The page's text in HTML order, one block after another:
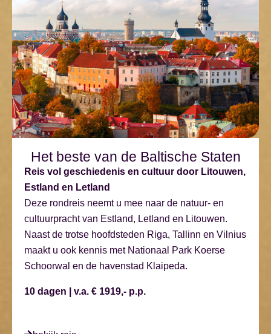
Het beste van de Baltische Staten
Reis vol geschiedenis en cultuur door Litouwen,
Estland en Letland
Deze rondreis neemt u mee naar de natuur- en
cultuurpracht van Estland, Letland en Litouwen.
Naast de trotse hoofdsteden Riga, Tallinn en Vilnius
maakt u ook kennis met Nationaal Park Koerse
Schoorwal en de havenstad Klaipeda.
10 dagen | v.a. € 1919,- p.p.